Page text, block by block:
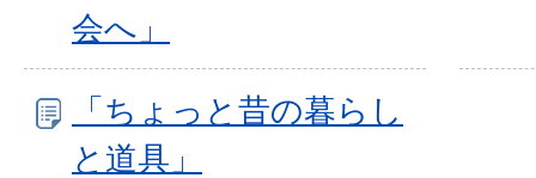
会へ」
「ちょっと昔の暮らし
と道具」